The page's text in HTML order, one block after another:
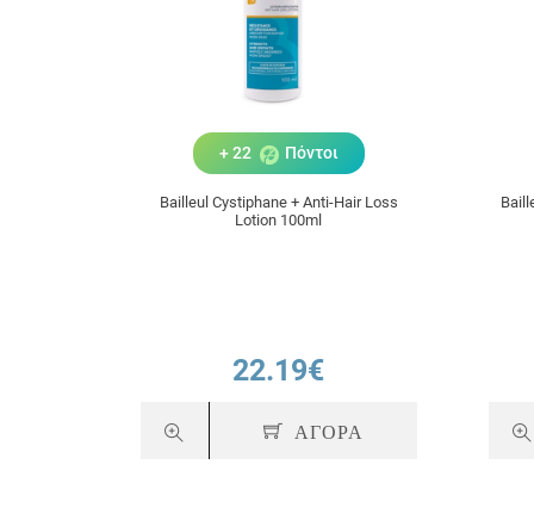
+ 22 Πόντοι
Bailleul Cystiphane + Anti-Hair Loss
Lotion 100ml
22.19€
ΑΓΟΡΑ